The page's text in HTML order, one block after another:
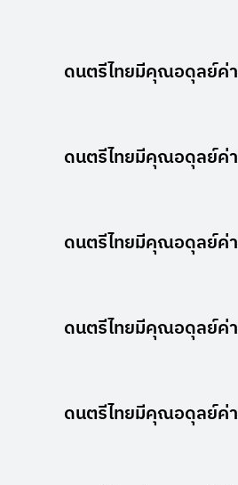
ดนตรีไทยมีคุณอดุลย์ค่า
ดนตรีไทยมีคุณอดุลย์ค่า
ดนตรีไทยมีคุณอดุลย์ค่า
ดนตรีไทยมีคุณอดุลย์ค่า
ดนตรีไทยมีคุณอดุลย์ค่า